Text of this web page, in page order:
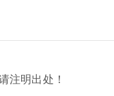
注明出处！